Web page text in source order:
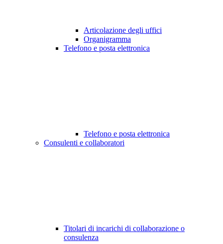
Articolazione degli uffici
Organigramma
Telefono e posta elettronica
Telefono e posta elettronica
Consulenti e collaboratori
Titolari di incarichi di collaborazione o
consulenza